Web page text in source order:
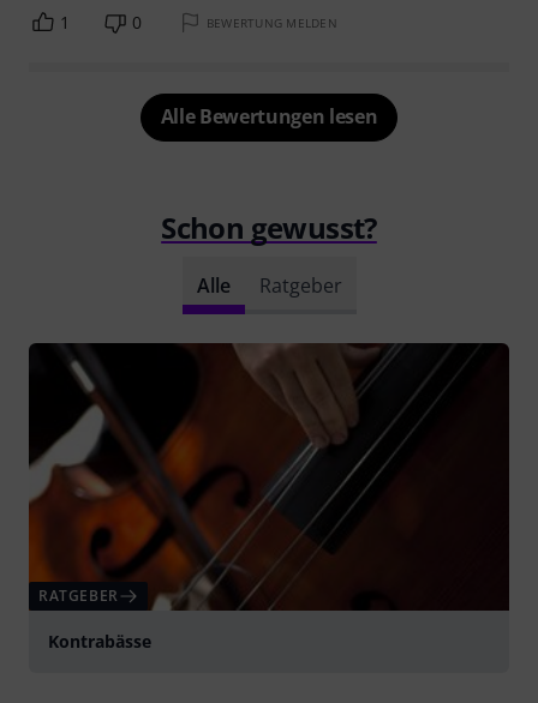
1 0 BEWERTUNG MELDEN
Alle Bewertungen lesen
Schon gewusst?
Alle Ratgeber
RATGEBER
Kontrabässe